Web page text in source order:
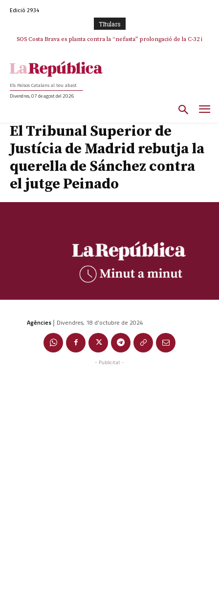
Edició 2934
TItulars
SOS Costa Brava es planta contra la “nefasta” prolongació de la C-32 i
La memòria viva de Josep Sunyol uneix l’esport i la cultura en un emotiu
Els Països Catalans al teu abast
Divendres, 07 de agost del 2026
El Tribunal Superior de
Justícia de Madrid rebutja la
querella de Sánchez contra
el jutge Peinado
Agències | Divendres, 18 d'octubre de 2024
- Publicitat -